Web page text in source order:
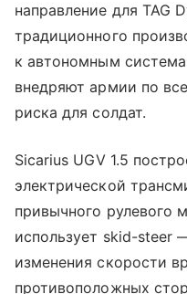
направление для TAG
традиционного
к автономным
внедряют армии по
риска для солдат.
Sicarius UGV 1.5
электрической
привычного рулевого
использует skid-steer
изменения скорости
противоположных